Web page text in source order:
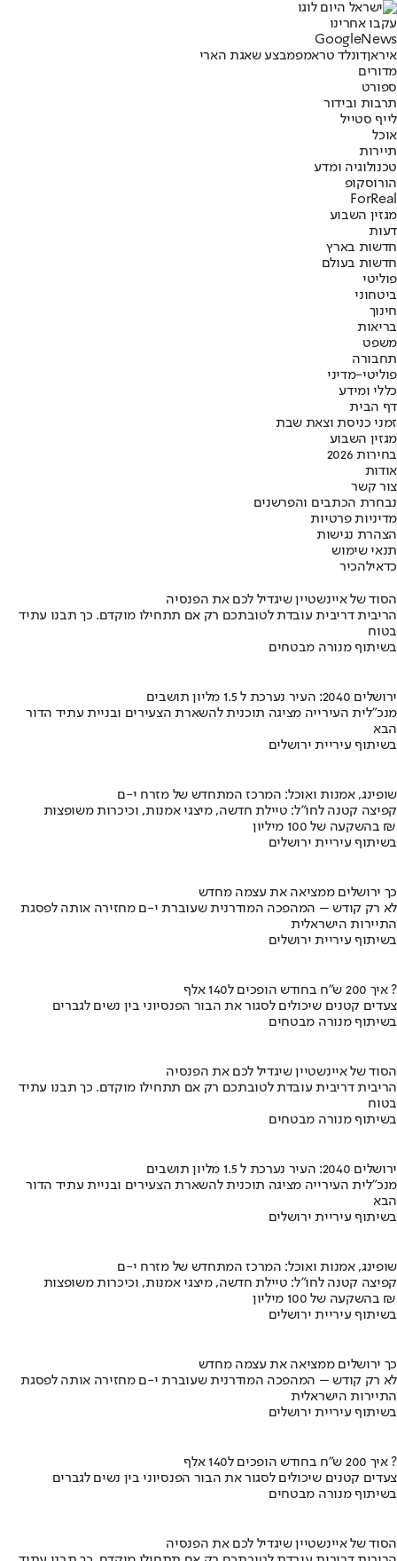
עקבו אחרינו
Googl eNews
איראןדונלד טראמפמבצע שאגת הארי
מדורים
ספורט
תרבות ובידור
לייף סטייל
אוכל
תיירות
טכנולוגיה ומדע
הורוסקופ
ForReal
מגזין השבוע
דעות
חדשות בארץ
חדשות בעולם
פוליטי
ביטחוני
חינוך
בריאות
משפט
תחבורה
פוליטי-מדיני
כללי ומידע
דף הבית
זמני כניסת וצאת שבת
מגזין השבוע
בחירות 2026
אודות
צור קשר
נבחרת הכתבים והפרשנים
מדיניות פרטיות
הצהרת נגישות
תנאי שימוש
כדאילהכיר
הסוד של איינשטיין שיגדיל לכם את הפנסיה
הריבית דריבית עובדת לטובתכם רק אם תתחילו מוקדם. כך תבנו עתיד
בטוח
בשיתוף מנורה מבטחים
ירושלים 2040: העיר נערכת ל 1.5 מליון תושבים
מנכ"לית העירייה מציגה תוכנית להשארת הצעירים ובניית עתיד הדור
הבא
בשיתוף עיריית ירושלים
שופינג, אמנות ואוכל: המרכז המתחדש של מזרח י-ם
קפיצה קטנה לחו"ל: טיילת חדשה, מיצגי אמנות, וכיכרות משופצות
בהשקעה של 100 מיליון ₪
בשיתוף עיריית ירושלים
כך ירושלים ממציאה את עצמה מחדש
לא רק קודש – המהפכה המודרנית שעוברת י-ם מחזירה אותה לפסגת
התיירות הישראלית
בשיתוף עיריית ירושלים
איך 200 ש"ח בחודש הופכים ל140 אלף ?
צעדים קטנים שיכולים לסגור את הבור הפנסיוני בין נשים לגברים
בשיתוף מנורה מבטחים
הסוד של איינשטיין שיגדיל לכם את הפנסיה
הריבית דריבית עובדת לטובתכם רק אם תתחילו מוקדם. כך תבנו עתיד
בטוח
בשיתוף מנורה מבטחים
ירושלים 2040: העיר נערכת ל 1.5 מליון תושבים
מנכ"לית העירייה מציגה תוכנית להשארת הצעירים ובניית עתיד הדור
הבא
בשיתוף עיריית ירושלים
שופינג, אמנות ואוכל: המרכז המתחדש של מזרח י-ם
קפיצה קטנה לחו"ל: טיילת חדשה, מיצגי אמנות, וכיכרות משופצות
בהשקעה של 100 מיליון ₪
בשיתוף עיריית ירושלים
כך ירושלים ממציאה את עצמה מחדש
לא רק קודש – המהפכה המודרנית שעוברת י-ם מחזירה אותה לפסגת
התיירות הישראלית
בשיתוף עיריית ירושלים
איך 200 ש"ח בחודש הופכים ל140 אלף ?
צעדים קטנים שיכולים לסגור את הבור הפנסיוני בין נשים לגברים
בשיתוף מנורה מבטחים
הסוד של איינשטיין שיגדיל לכם את הפנסיה